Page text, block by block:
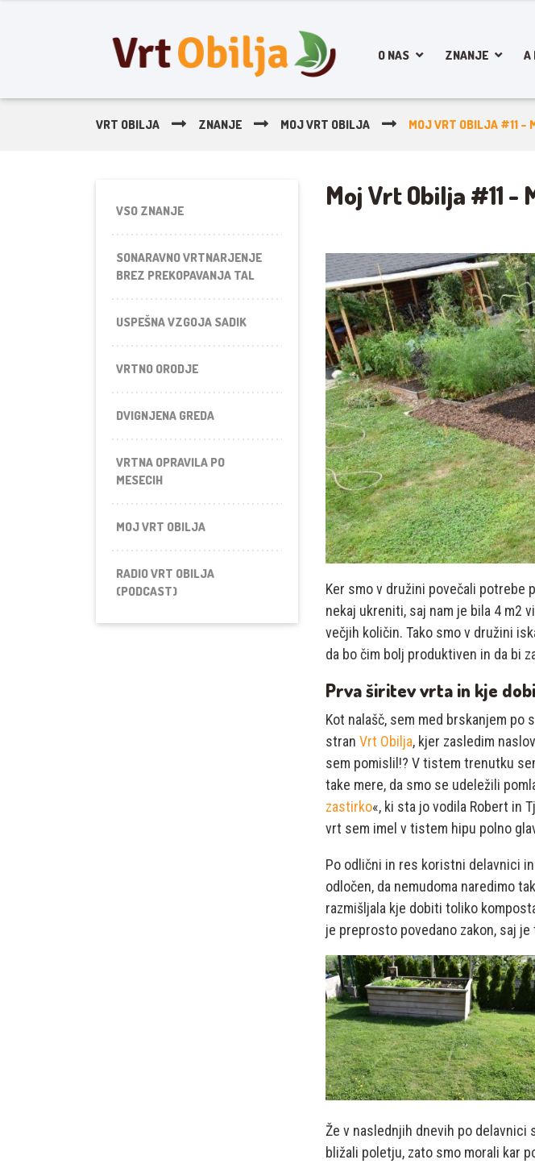
O NAS ZNANJE A
VRT OBILJA ZNANJE MOJ VRT OBILJA MOJ VRT OBILJA #11 –
Moj Vrt Obilja #11 -
Ker smo v družini povečali potrebe
nekaj ukreniti, saj nam je bila 4 m2
večjih količin. Tako smo v družini
da bo čim bolj produktiven in da bi
Prva širitev vrta in kje
Kot nalašč, sem med brskanjem
stran Vrt Obilja, kjer zasledim
sem pomislil!? V tistem trenutku
take mere, da smo se udeležili
zastirko«, ki sta jo vodila Robert in
vrt sem imel v tistem hipu polno
Po odlični in res koristni delavnici
odločen, da nemudoma naredimo
razmišljala kje dobiti toliko
je preprosto povedano zakon, saj
Že v naslednjih dnevih po delavnici
bližali poletju, zato smo morali kar
VSO ZNANJE
SONARAVNO VRTNARJENJE
BREZ PREKOPAVANJA TAL
USPEŠNA VZGOJA SADIK
VRTNO ORODJE
DVIGNJENA GREDA
VRTNA OPRAVILA PO
MESECIH
MOJ VRT OBILJA
RADIO VRT OBILJA
(PODCAST)